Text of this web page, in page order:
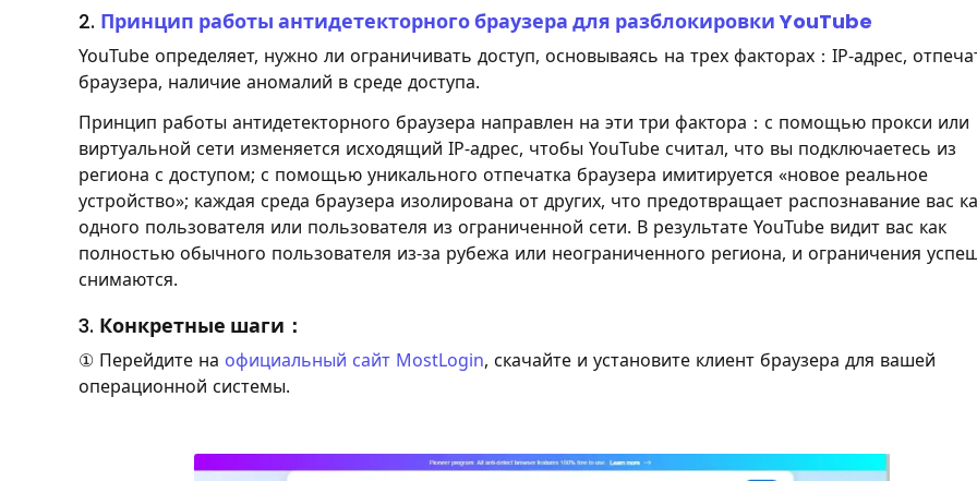
2. Принцип работы антидетекторного браузера для разблокировки YouTube
YouTube определяет, нужно ли ограничивать доступ, основываясь на трех факторах：IP-адрес,
браузера, наличие аномалий в среде доступа.
Принцип работы антидетекторного браузера направлен на эти три фактора：с помощью прокси или
виртуальной сети изменяется исходящий IP-адрес, чтобы YouTube считал, что вы подключаетесь из
региона с доступом; с помощью уникального отпечатка браузера имитируется «новое реальное
устройство»; каждая среда браузера изолирована от других, что предотвращает распознавание вас
одного пользователя или пользователя из ограниченной сети. В результате YouTube видит вас как
полностью обычного пользователя из-за рубежа или неограниченного региона, и ограничения
снимаются.
3. Конкретные шаги：
① Перейдите на официальный сайт MostLogin, скачайте и установите клиент браузера для вашей
операционной системы.